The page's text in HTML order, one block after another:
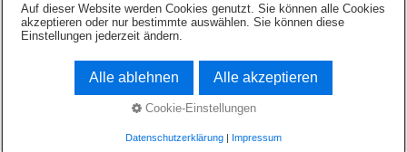
Auf dieser Website werden Cookies genutzt. Sie können alle Cookies
akzeptieren oder nur bestimmte auswählen. Sie können diese
Einstellungen jederzeit ändern.
Alle ablehnen Alle akzeptieren
Cookie-Einstellungen
Datenschutzerklärung| Impressum